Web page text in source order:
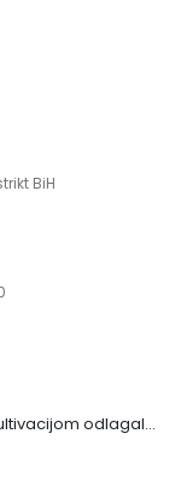
BiH
Zaštita životne sredine rekultivacijom odlagališta